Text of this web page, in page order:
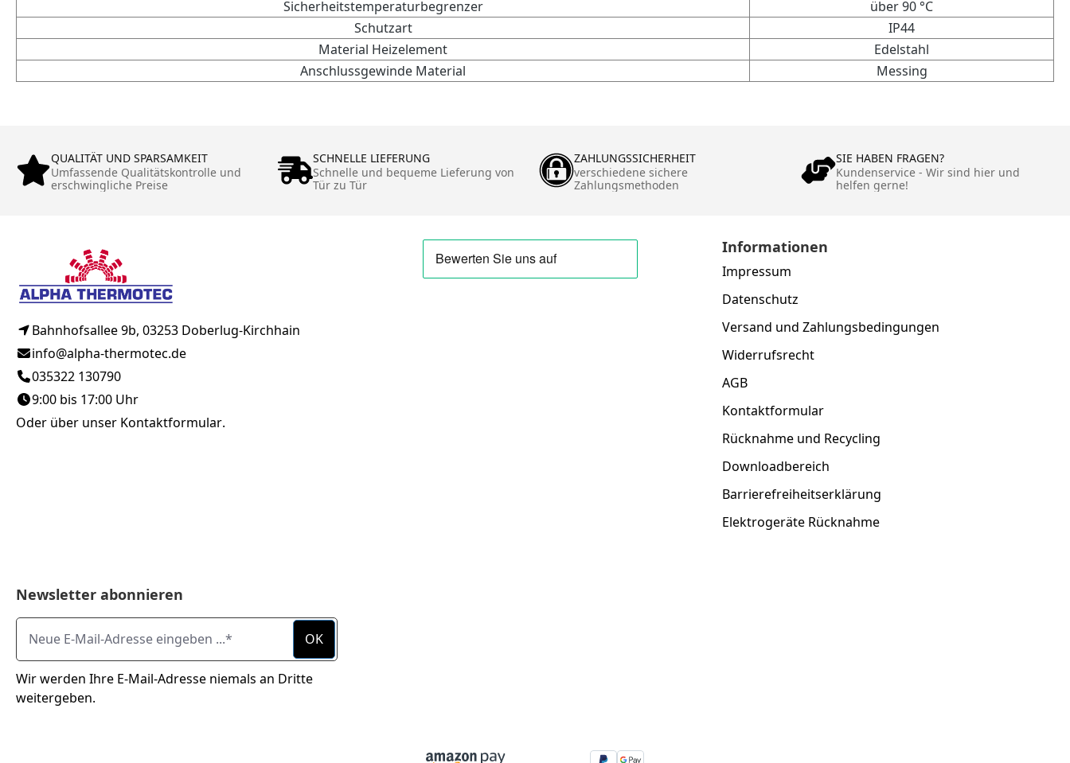
Sicherheitstemperaturbegrenzer
über 90 °C
Schutzart
IP44
Material Heizelement
Edelstahl
Anschlussgewinde Material
Messing
QUALITÄT UND SPARSAMKEIT
Umfassende Qualitätskontrolle und
erschwingliche Preise
SCHNELLE LIEFERUNG
Schnelle und bequeme Lieferung von
Tür zu Tür
ZAHLUNGSSICHERHEIT
verschiedene sichere
Zahlungsmethoden
SIE HABEN FRAGEN?
Kundenservice - Wir sind hier und
helfen gerne!
Bahnhofsallee 9b, 03253 Doberlug-Kirchhain
info@alpha-thermotec.de
035322 130790
9:00 bis 17:00 Uhr
Oder über unser Kontaktformular.
Informationen
Impressum
Datenschutz
Versand und Zahlungsbedingungen
Widerrufsrecht
AGB
Kontaktformular
Rücknahme und Recycling
Downloadbereich
Barrierefreiheitserklärung
Elektrogeräte Rücknahme
Newsletter abonnieren
Neue E-Mail-Adresse eingeben ...
OK
Wir werden Ihre E-Mail-Adresse niemals an Dritte
weitergeben.